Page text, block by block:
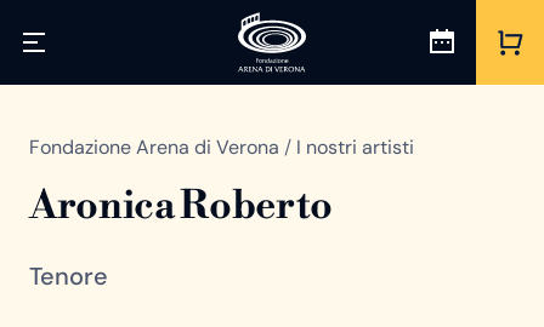
Fondazione Arena di Verona / I nostri artisti
Aronica Roberto
Tenore